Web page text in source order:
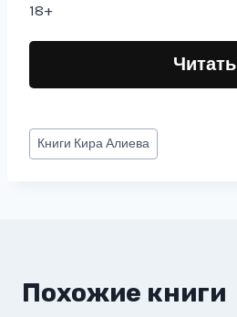
18+
Читать
Метки
записи:
Книги Кира Алиева
Похожие книги